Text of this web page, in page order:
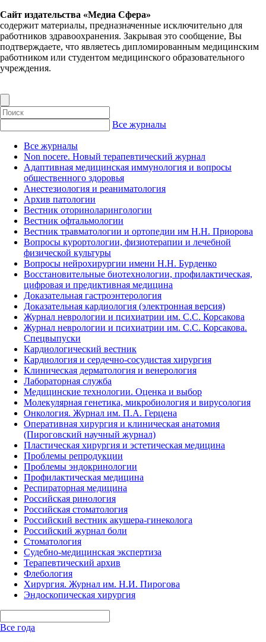
Сайт издательства «Медиа Сфера»
содержит материалы, предназначенные исключительно для
работников здравоохранения. Закрывая это сообщение, Вы
подтверждаете, что являетесь дипломированным медицинским
работником или студентом медицинского образовательного
учреждения.
Все журналы
Все журналы
Non nocere. Новый терапевтический журнал
Адаптивная медицинская иммунология и вопросы
общественного здоровья
Анестезиология и реаниматология
Архив патологии
Вестник оториноларингологии
Вестник офтальмологии
Вестник травматологии и ортопедии им Н.Н. Приорова
Вопросы курортологии, физиотерапии и лечебной
физической культуры
Вопросы нейрохирургии имени Н.Н. Бурденко
Восстановительные биотехнологии, профилактическая,
цифровая и предиктивная медицина
Доказательная гастроэнтерология
Доказательная кардиология (электронная версия)
Журнал неврологии и психиатрии им. С.С. Корсакова
Журнал неврологии и психиатрии им. С.С. Корсакова.
Спецвыпуски
Кардиологический вестник
Кардиология и сердечно-сосудистая хирургия
Клиническая дерматология и венерология
Лабораторная служба
Медицинские технологии. Оценка и выбор
Молекулярная генетика, микробиология и вирусология
Онкология. Журнал им. П.А. Герцена
Оперативная хирургия и клиническая анатомия
(Пироговский научный журнал)
Пластическая хирургия и эстетическая медицина
Проблемы репродукции
Проблемы эндокринологии
Профилактическая медицина
Респираторная медицина
Российская ринология
Российская стоматология
Российский вестник акушера-гинеколога
Российский журнал боли
Стоматология
Судебно-медицинская экспертиза
Терапевтический архив
Флебология
Хирургия. Журнал им. Н.И. Пирогова
Эндоскопическая хирургия
Все года